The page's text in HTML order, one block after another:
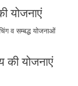
योजनाएं
व सम्बद्ध योजनाओं
की योजनाएं